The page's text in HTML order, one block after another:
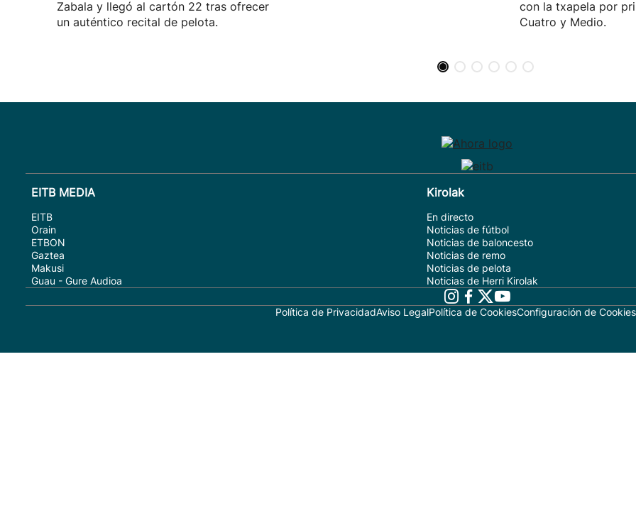
Zabala y llegó al cartón 22 tras ofrecer
un auténtico recital de pelota.
con la txapela por
Cuatro y Medio.
EITB MEDIA
EITB
Orain
ETBON
Gaztea
Makusi
Guau - Gure Audioa
Kirolak
En directo
Noticias de fútbol
Noticias de baloncesto
Noticias de remo
Noticias de pelota
Noticias de Herri Kirolak
Política de PrivacidadAviso LegalPolítica de CookiesConfiguración de Cookies